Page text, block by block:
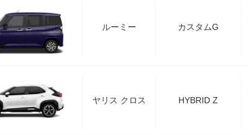
ルーミー カスタムG
ヤリス クロス HYBRID Z